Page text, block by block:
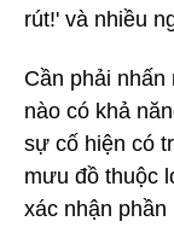
rút!' và nhiều
Cần phải nhấn
nào có khả
sự cố hiện có
mưu đồ thuộc
xác nhận phần